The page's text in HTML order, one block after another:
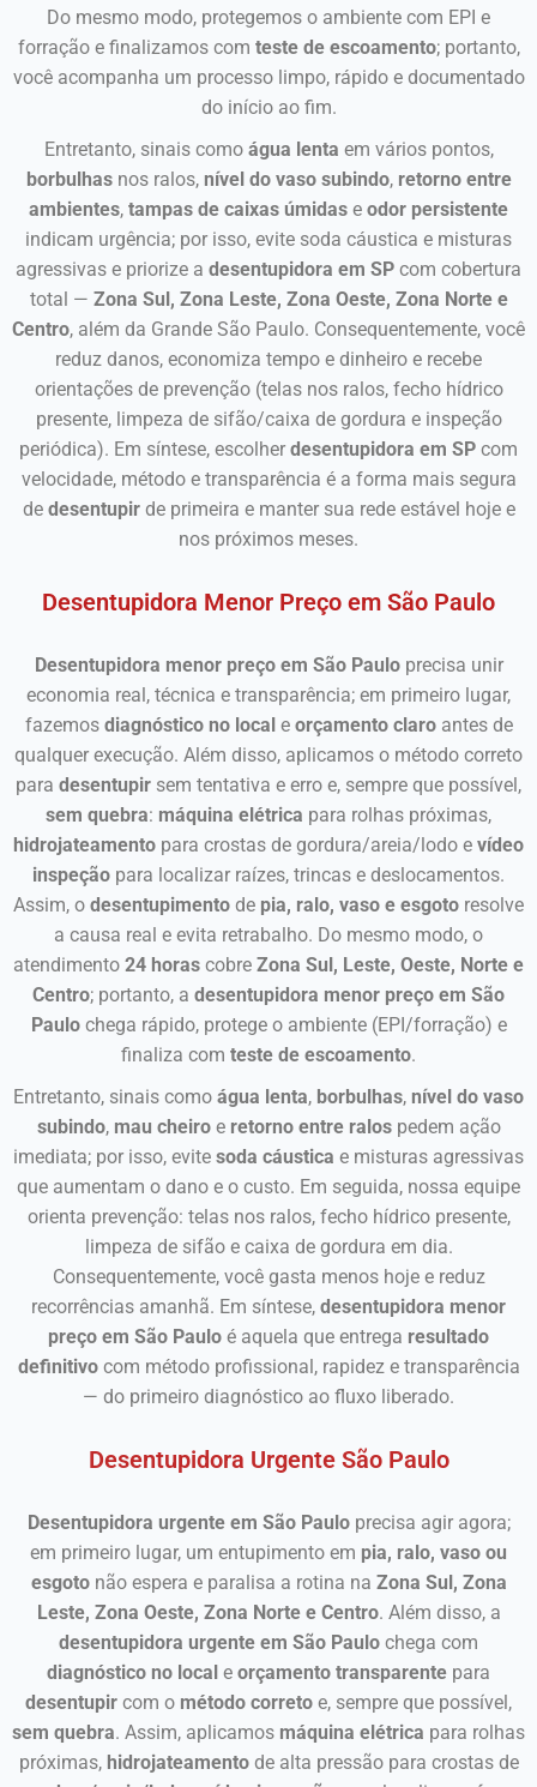
Do mesmo modo, protegemos o ambiente com EPI e
forração e finalizamos com teste de escoamento; portanto,
você acompanha um processo limpo, rápido e documentado
do início ao fim.
Entretanto, sinais como água lenta em vários pontos,
borbulhasnos ralos, nível do vaso subindo, retorno entre
ambientes, tampas de caixas úmidas e odor persistente
indicam urgência; por isso, evite soda cáustica e misturas
agressivas e priorize a desentupidora em SP com cobertura
total — Zona Sul, Zona Leste, Zona Oeste, Zona Norte e
Centro, além da Grande São Paulo. Consequentemente, você
reduz danos, economiza tempo e dinheiro e recebe
orientações de prevenção (telas nos ralos, fecho hídrico
presente, limpeza de sifão/caixa de gordura e inspeção
periódica). Em síntese, escolher desentupidora em SP com
velocidade, método e transparência é a forma mais segura
de desentupirde primeira e manter sua rede estável hoje e
nos próximos meses.
Desentupidora Menor Preço em São Paulo
Desentupidora menor preço em São Pauloprecisa unir
economia real, técnica e transparência; em primeiro lugar,
fazemos diagnóstico no locale orçamento claroantes de
qualquer execução. Além disso, aplicamos o método correto
para desentupir sem tentativa e erro e, sempre que possível,
sem quebra: máquina elétrica para rolhas próximas,
hidrojateamento para crostas de gordura/areia/lodo e vídeo
inspeção para localizar raízes, trincas e deslocamentos.
Assim, o desentupimento de pia, ralo, vaso e esgoto resolve
a causa real e evita retrabalho. Do mesmo modo, o
atendimento 24 horas cobre Zona Sul, Leste, Oeste, Norte e
Centro; portanto, a desentupidora menor preço em São
Paulochega rápido, protege o ambiente (EPI/forração) e
finaliza com teste de escoamento.
Entretanto, sinais como água lenta, borbulhas, nível do vaso
subindo, mau cheiroe retorno entre ralospedem ação
imediata; por isso, evite soda cáustica e misturas agressivas
que aumentam o dano e o custo. Em seguida, nossa equipe
orienta prevenção: telas nos ralos, fecho hídrico presente,
limpeza de sifão e caixa de gordura em dia.
Consequentemente, você gasta menos hoje e reduz
recorrências amanhã. Em síntese, desentupidora menor
preço em São Paulo é aquela que entrega resultado
definitivocom método profissional, rapidez e transparência
— do primeiro diagnóstico ao fluxo liberado.
Desentupidora Urgente São Paulo
Desentupidora urgente em São Pauloprecisa agir agora;
em primeiro lugar, um entupimento em pia, ralo, vaso ou
esgotonão espera e paralisa a rotina na Zona Sul, Zona
Leste, Zona Oeste, Zona Norte e Centro. Além disso, a
desentupidora urgente em São Paulo chega com
diagnóstico no local e orçamento transparente para
desentupir com o método correto e, sempre que possível,
sem quebra. Assim, aplicamos máquina elétrica para rolhas
próximas, hidrojateamentode alta pressão para crostas de